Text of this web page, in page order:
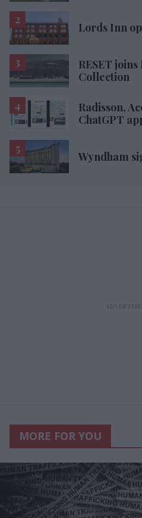
Lords Inn
RESET
Collection
Radisson,
ChatGPT
Wyndham
MORE FOR YOU